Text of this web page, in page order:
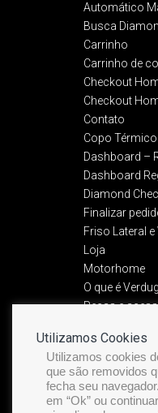
Automático
Busca
Carrinho
Carrinho de
Checkout
Checkout
Contato
Copo
Dashboard –
Dashboard
Diamond
Finalizar
Friso Lateral
Loja
Motorhome
O que é
Peças e
Política de
Política de
Preview Friso
Recuperação
Service Manual
Utilizamos Cookies
Utilizamos cookies
que são removidos
fecha seu
em “Ok” ou continuar